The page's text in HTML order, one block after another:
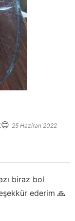
25 Haziran 2022
biraz bol
ederim 🙏